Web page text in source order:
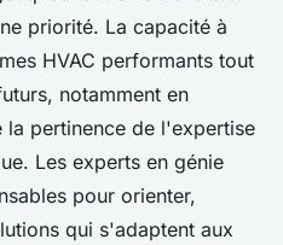
priorité. La capacité à
HVAC performants tout
notamment en
pertinence de l'expertise
Les experts en génie
pour orienter,
qui s'adaptent aux